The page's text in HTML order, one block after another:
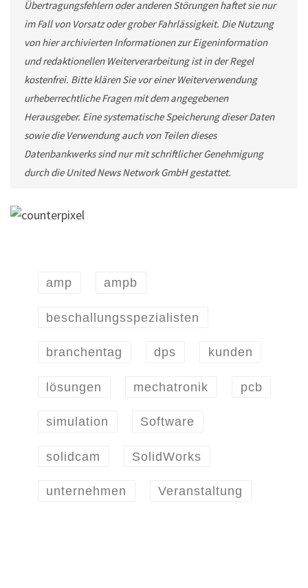
Übertragungsfehlern oder anderen Störungen haftet sie nur
im Fall von Vorsatz oder grober Fahrlässigkeit. Die Nutzung
von hier archivierten Informationen zur Eigeninformation
und redaktionellen Weiterverarbeitung ist in der Regel
kostenfrei. Bitte klären Sie vor einer Weiterverwendung
urheberrechtliche Fragen mit dem angegebenen
Herausgeber. Eine systematische Speicherung dieser Daten
sowie die Verwendung auch von Teilen dieses
Datenbankwerks sind nur mit schriftlicher Genehmigung
durch die United News Network GmbH gestattet.
amp ampb
beschallungsspezialisten
branchentag dps kunden
lösungen mechatronik pcb
simulation Software
solidcam SolidWorks
unternehmen Veranstaltung